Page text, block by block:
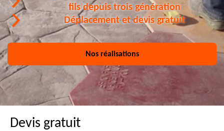
fils depuis trois génération
Déplacement et devis gratuit
Nos réalisations
Devis gratuit